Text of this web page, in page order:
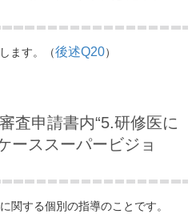
ます。（後述Q20）
査申請書内“5.研修医に
ーススーパービジョ
関する個別の指導のことです。